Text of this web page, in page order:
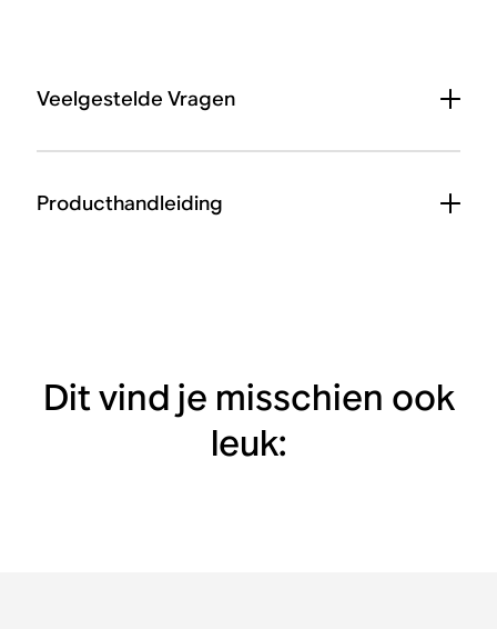
Veelgestelde Vragen
Producthandleiding
Dit vind je misschien ook
leuk: